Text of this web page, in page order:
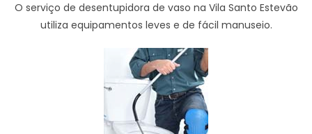
O serviço de desentupidora de vaso na Vila Santo Estevão
utiliza equipamentos leves e de fácil manuseio.